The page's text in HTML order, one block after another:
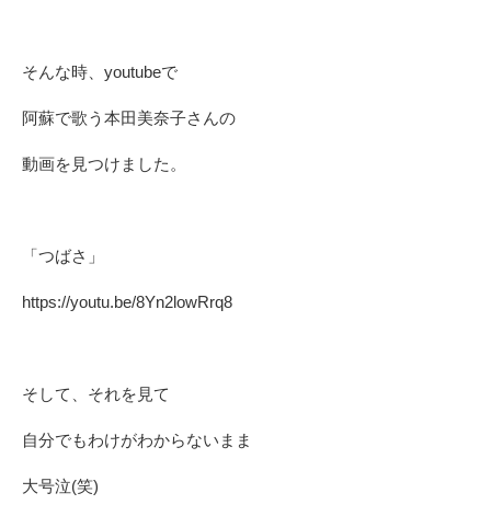
そんな時、youtubeで
阿蘇で歌う本田美奈子さんの
動画を見つけました。
「つばさ」
https://youtu.be/8Yn2lowRrq8
そして、それを見て
自分でもわけがわからないまま
大号泣(笑)